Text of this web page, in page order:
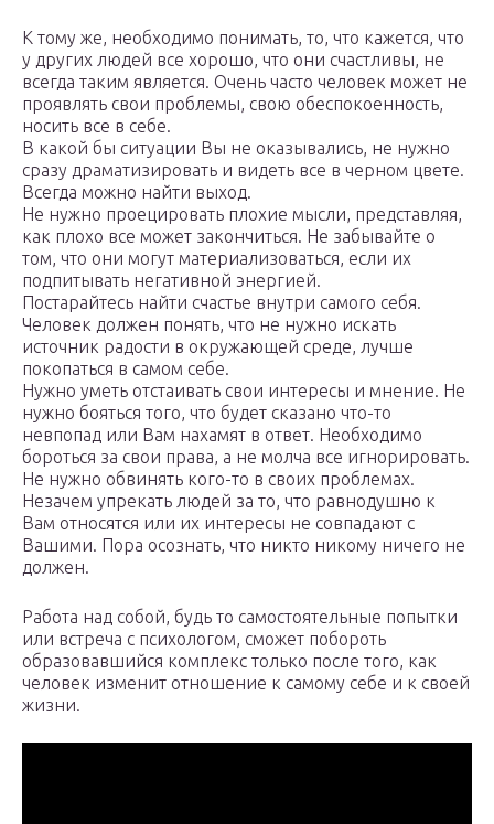
К тому же, необходимо понимать, то, что кажется, что
у других людей все хорошо, что они счастливы, не
всегда таким является. Очень часто человек может не
проявлять свои проблемы, свою обеспокоенность,
носить все в себе.
В какой бы ситуации Вы не оказывались, не нужно
сразу драматизировать и видеть все в черном цвете.
Всегда можно найти выход.
Не нужно проецировать плохие мысли, представляя,
как плохо все может закончиться. Не забывайте о
том, что они могут материализоваться, если их
подпитывать негативной энергией.
Постарайтесь найти счастье внутри самого себя.
Человек должен понять, что не нужно искать
источник радости в окружающей среде, лучше
покопаться в самом себе.
Нужно уметь отстаивать свои интересы и мнение. Не
нужно бояться того, что будет сказано что-то
невпопад или Вам нахамят в ответ. Необходимо
бороться за свои права, а не молча все игнорировать.
Не нужно обвинять кого-то в своих проблемах.
Незачем упрекать людей за то, что равнодушно к
Вам относятся или их интересы не совпадают с
Вашими. Пора осознать, что никто никому ничего не
должен.
Работа над собой, будь то самостоятельные попытки
или встреча с психологом, сможет побороть
образовавшийся комплекс только после того, как
человек изменит отношение к самому себе и к своей
жизни.